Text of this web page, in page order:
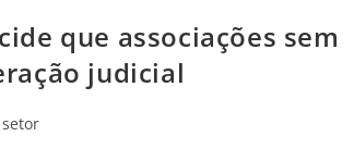
que associações sem
judicial